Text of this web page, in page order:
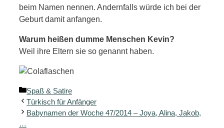
beim Namen nennen. Andernfalls würde ich bei der
Geburt damit anfangen.
Warum heißen dumme Menschen Kevin?
Weil ihre Eltern sie so genannt haben.
Kategorien
Spaß & Satire
Türkisch für Anfänger
Babynamen der Woche 47/2014 – Joya, Alina, Jakob,
…